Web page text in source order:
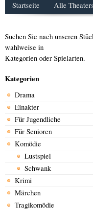
Startseite Alle
Suchen Sie nach unseren
wahlweise in
Kategorien oder Spielarten.
Kategorien
Drama
Einakter
Für Jugendliche
Für Senioren
Komödie
Lustspiel
Schwank
Krimi
Märchen
Tragikomödie